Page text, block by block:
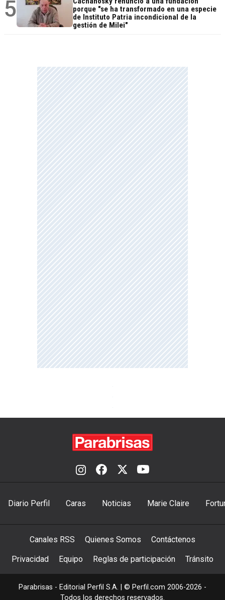
5
porque "se ha transformado en una especie
de Instituto Patria incondicional de la
gestión de Milei"
Diario Perfil Caras Noticias Marie Claire
Canales RSS Quienes Somos Contáctenos
Privacidad Equipo Reglas de participación Tránsito
Parabrisas - Editorial Perfil S.A. | © Perfil.com 2006-2026 -
Todos los derechos reservados.